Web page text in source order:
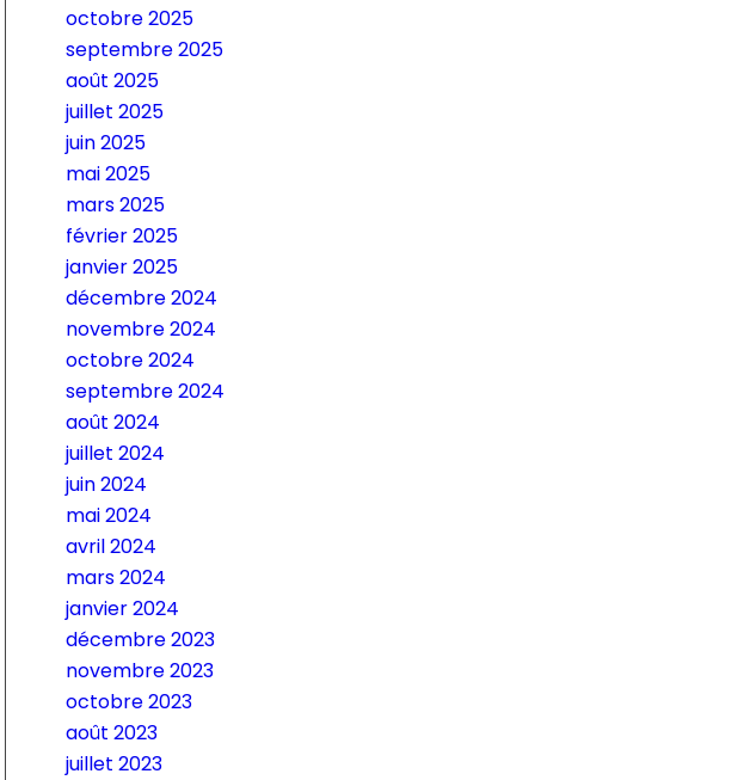
octobre 2025
septembre 2025
août 2025
juillet 2025
juin 2025
mai 2025
mars 2025
février 2025
janvier 2025
décembre 2024
novembre 2024
octobre 2024
septembre 2024
août 2024
juillet 2024
juin 2024
mai 2024
avril 2024
mars 2024
janvier 2024
décembre 2023
novembre 2023
octobre 2023
août 2023
juillet 2023